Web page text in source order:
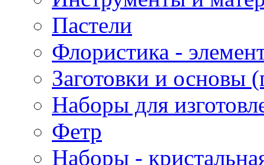
Пастели
Флористика -
Заготовки и основы
Наборы для
Фетр
Наборы -